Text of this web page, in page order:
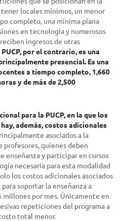
locales mínimos, un menor
completo, una mínima plana
en tecnología y numerosos
ingresos de otras
PUCP, por el contrario, es una
presencial. Es una
a tiempo completo, 1,660
y de más de 2,500
para la PUCP, en la que los
además, costos adicionales
asociados a la
profesores, quienes deben
enseñanza y participar en cursos
necesaria para esta modalidad
los costos adicionales asociados
soportar la enseñanza a
millones por mes. Únicamente en
repeticiones del programa a
total menor.